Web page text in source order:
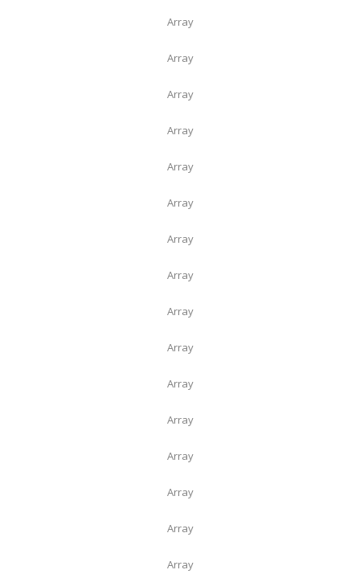
Array
Array
Array
Array
Array
Array
Array
Array
Array
Array
Array
Array
Array
Array
Array
Array